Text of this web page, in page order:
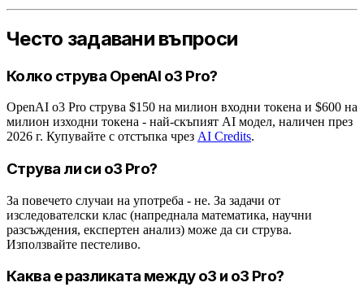
Често задавани въпроси
Колко струва OpenAI o3 Pro?
OpenAI o3 Pro струва $150 на милион входни токена и $600 на
милион изходни токена - най-скъпият AI модел, наличен през
2026 г. Купувайте с отстъпка чрез AI Credits.
Струва ли си o3 Pro?
За повечето случаи на употреба - не. За задачи от
изследователски клас (напреднала математика, научни
разсъждения, експертен анализ) може да си струва.
Използвайте пестеливо.
Каква е разликата между o3 и o3 Pro?